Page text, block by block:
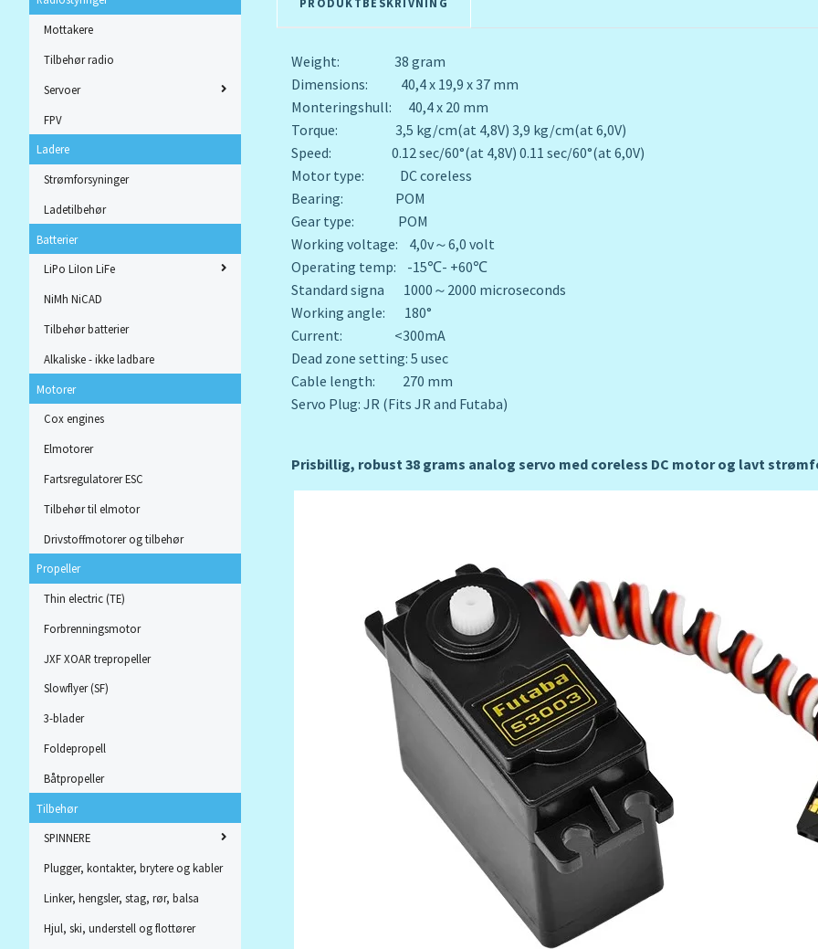
Mottakere
Tilbehør radio
Servoer
FPV
Ladere
Strømforsyninger
Ladetilbehør
Batterier
LiPo LiIon LiFe
NiMh NiCAD
Tilbehør batterier
Alkaliske - ikke ladbare
Motorer
Cox engines
Elmotorer
Fartsregulatorer ESC
Tilbehør til elmotor
Drivstoffmotorer og tilbehør
Propeller
Thin electric (TE)
Forbrenningsmotor
JXF XOAR trepropeller
Slowflyer (SF)
3-blader
Foldepropell
Båtpropeller
Tilbehør
SPINNERE
Plugger, kontakter, brytere og kabler
Linker, hengsler, stag, rør, balsa
Hjul, ski, understell og flottører
PRODUKTBESKRIVNING
Weight: 38 gram
Dimensions: 40,4 x 19,9 x 37 mm
Monteringshull: 40,4 x 20 mm
Torque: 3,5 kg/cm(at 4,8V) 3,9 kg/cm(at 6,0V)
Speed: 0.12 sec/60°(at 4,8V) 0.11 sec/60°(at 6,0V)
Motor type: DC coreless
Bearing: POM
Gear type: POM
Working voltage: 4,0v～6,0 volt
Operating temp: -15℃- +60℃
Standard signa 1000～2000 microseconds
Working angle: 180°
Current: <300mA
Dead zone setting: 5 usec
Cable length: 270 mm
Servo Plug: JR (Fits JR and Futaba)
Prisbillig, robust 38 grams analog servo med coreless DC motor og lavt